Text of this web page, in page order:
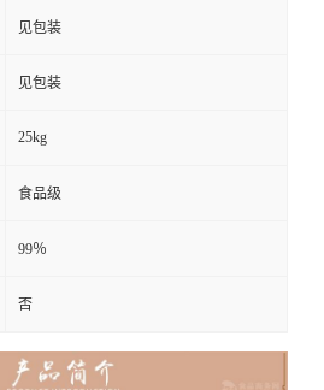
见包装
见包装
25kg
食品级
99％
否